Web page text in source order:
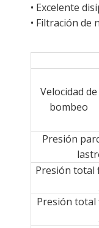
• Excelente
• Filtración de
Velocidad de
bombeo
Presión
Presión total
Presión total